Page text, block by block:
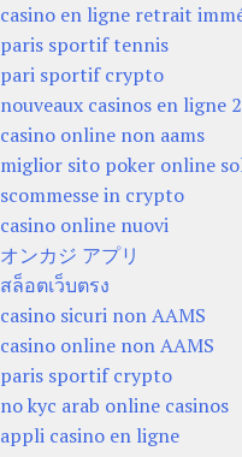
casino en ligne retrait
paris sportif tennis
pari sportif crypto
nouveaux casinos en ligne
casino online non aams
miglior sito poker online
scommesse in crypto
casino online nuovi
オンカジ アプリ
สล็อตเว็บตรง
casino sicuri non AAMS
casino online non AAMS
paris sportif crypto
no kyc arab online casinos
appli casino en ligne